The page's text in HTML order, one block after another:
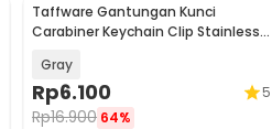
Taffware Gantungan Kunci
Carabiner Keychain Clip Stainless
Gray
Rp6.100
Rp16.900 64%
5